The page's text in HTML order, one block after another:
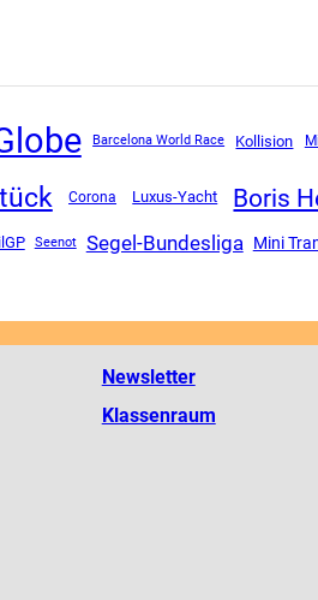
Barcelona World Race Kollision
Corona Luxus-Yacht Boris
Seenot Segel-Bundesliga Mini
Newsletter
Klassenraum